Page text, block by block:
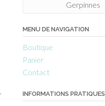
Gerpinnes
MENU DE NAVIGATION
Boutique
Panier
Contact
INFORMATIONS PRATIQUES